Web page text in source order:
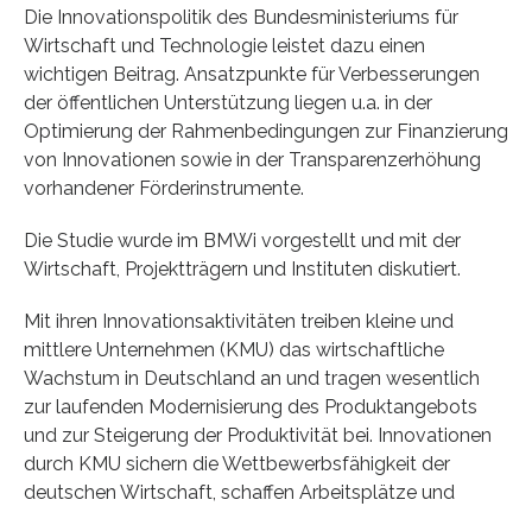
Die Innovationspolitik des Bundesministeriums für
Wirtschaft und Technologie leistet dazu einen
wichtigen Beitrag. Ansatzpunkte für Verbesserungen
der öffentlichen Unterstützung liegen u.a. in der
Optimierung der Rahmenbedingungen zur Finanzierung
von Innovationen sowie in der Transparenzerhöhung
vorhandener Förderinstrumente.
Die Studie wurde im BMWi vorgestellt und mit der
Wirtschaft, Projektträgern und Instituten diskutiert.
Mit ihren Innovationsaktivitäten treiben kleine und
mittlere Unternehmen (KMU) das wirtschaftliche
Wachstum in Deutschland an und tragen wesentlich
zur laufenden Modernisierung des Produktangebots
und zur Steigerung der Produktivität bei. Innovationen
durch KMU sichern die Wettbewerbsfähigkeit der
deutschen Wirtschaft, schaffen Arbeitsplätze und